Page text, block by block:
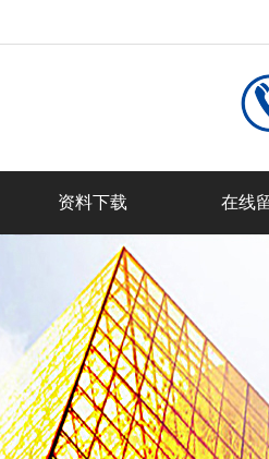
资料下载 在线